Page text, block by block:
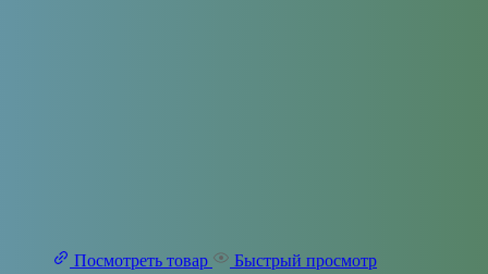
Посмотреть товар Быстрый просмотр